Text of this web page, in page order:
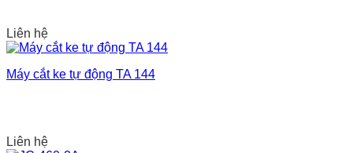
Liên hệ
Máy cắt ke tự động TA 144
Liên hệ